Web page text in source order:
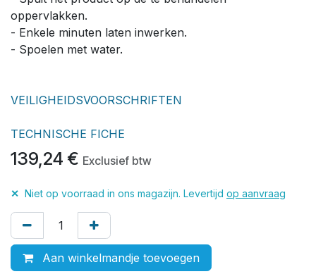
oppervlakken.
- Enkele minuten laten inwerken.
- Spoelen met water.
VEILIGHEIDSVOORSCHRIFTEN
TECHNISCHE FICHE
139,24 € Exclusief btw
✕ Niet op voorraad in ons magazijn. Levertijd op aanvraag
Aan winkelmandje toevoegen